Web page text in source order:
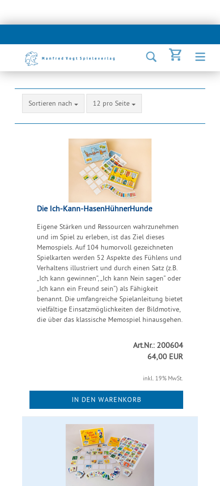
Sortieren nach 12 pro Seite
Die Ich-Kann-HasenHühnerHunde
Eigene Stärken und Ressourcen wahrzunehmen
und im Spiel zu erleben, ist das Ziel dieses
Memospiels. Auf 104 humorvoll gezeichneten
Spielkarten werden 52 Aspekte des Fühlens und
Verhaltens illustriert und durch einen Satz (z.B.
„Ich kann gewinnen“, „Ich kann Nein sagen“ oder
„Ich kann ein Freund sein“) als Fähigkeit
benannt. Die umfangreiche Spielanleitung bietet
vielfältige Einsatzmöglichkeiten der Bildmotive,
die über das klassische Memospiel hinausgehen.
Art.Nr.: 200604
64,00 EUR
inkl. 19% MwSt.
IN DEN WARENKORB